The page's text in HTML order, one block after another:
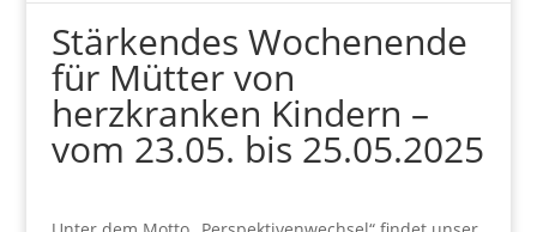
Stärkendes Wochenende
für Mütter von
herzkranken Kindern –
vom 23.05. bis 25.05.2025